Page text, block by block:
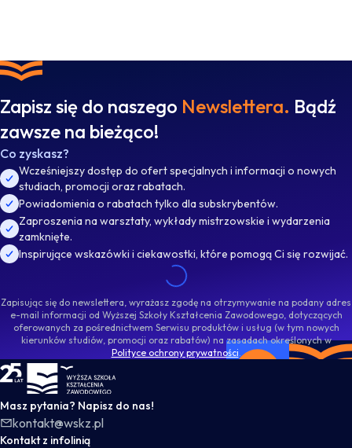
Zapisz się do naszego Newslettera. Bądź
zawsze na bieżąco!
Co zyskasz?
Wcześniejszy dostęp do ofert specjalnych i informacji o nowych
studiach, promocji oraz rabatach.
Powiadomienia o rabatach tylko dla subskrybentów.
Zaproszenia na warsztaty, wykłady mistrzowskie i wydarzenia
zamknięte.
Inspirujące wskazówki i ciekawostki, które pomogą Ci się rozwijać.
Zapisując się do newslettera, wyrażasz zgodę na otrzymywanie na podany adres
e-mail informacji od Wyższej Szkoły Kształcenia Zawodowego, dotyczących
oferowanych za pośrednictwem Serwisu produktów i usług (w tym nowych
kierunków studiów, promocji oraz rabatów) na zasadach określonych w
Polityce ochrony prywatności.
WSKZ - strona główna
Masz pytania? Napisz do nas!
kontakt@wskz.pl
Kontakt z infolinią